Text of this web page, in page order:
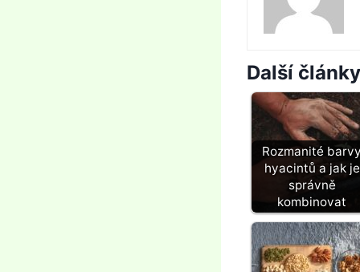
Další články
Rozmanité barvy
hyacintů a jak je
správně
kombinovat